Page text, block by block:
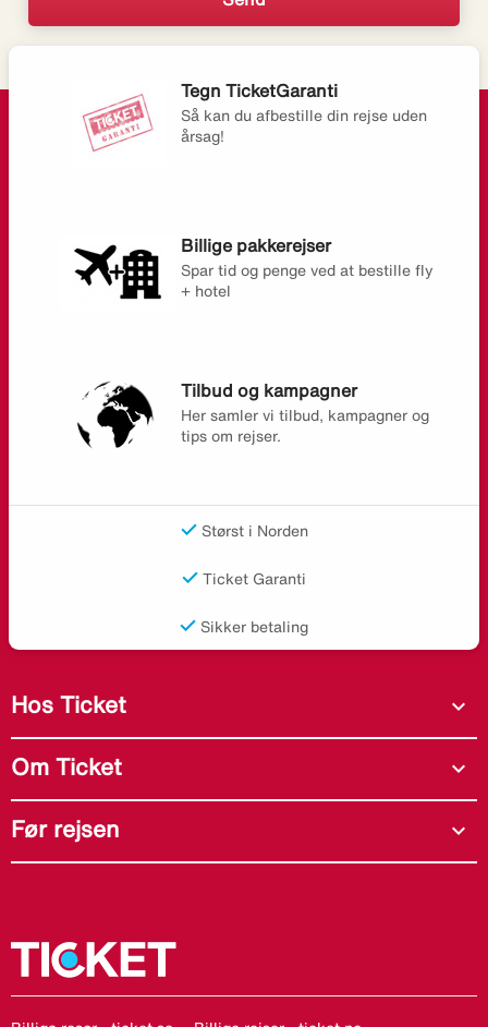
Tegn TicketGaranti
Så kan du afbestille din rejse uden
årsag!
Billige pakkerejser
Spar tid og penge ved at bestille fly
+ hotel
Tilbud og kampagner
Her samler vi tilbud, kampagner og
tips om rejser.
Størst i Norden
Ticket Garanti
Sikker betaling
Hos Ticket expand_more
Om Ticket expand_more
Før rejsen expand_more